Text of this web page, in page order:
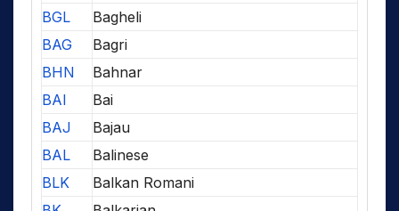
BGL
Bagheli
BAG
Bagri
BHN
Bahnar
BAI
Bai
BAJ
Bajau
BAL
Balinese
BLK
Balkan Romani